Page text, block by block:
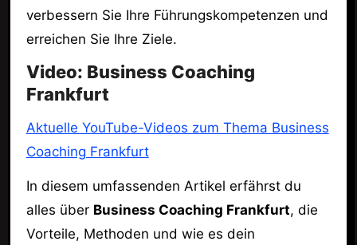
verbessern Sie Ihre Führungskompetenzen und
erreichen Sie Ihre Ziele.
Video: Business Coaching
Frankfurt
Aktuelle YouTube-Videos zum Thema Business
Coaching Frankfurt
In diesem umfassenden Artikel erfährst du
alles über Business Coaching Frankfurt, die
Vorteile, Methoden und wie es dein